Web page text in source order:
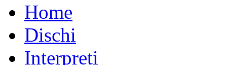
Home
Dischi
Interpreti